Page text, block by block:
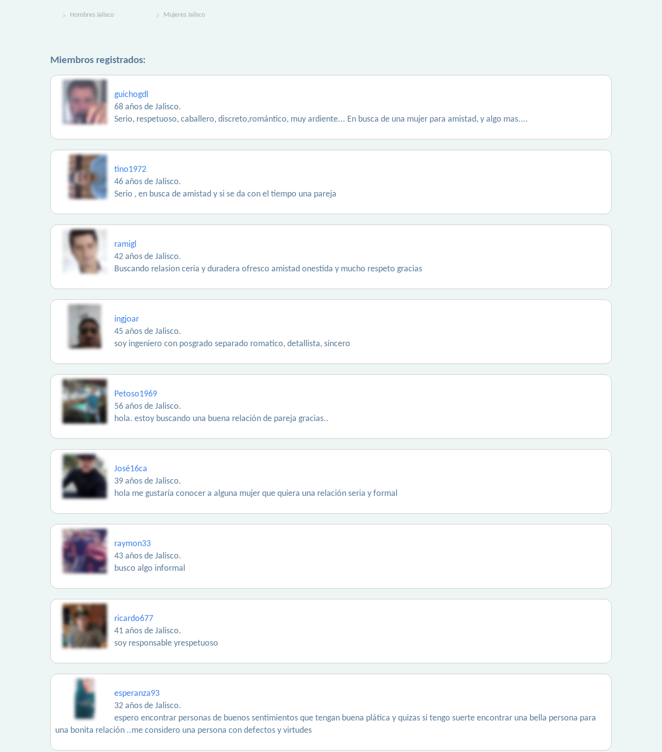
Hombres Jalisco Mujeres Jalisco
Miembros registrados:
guichogdl
68 años de Jalisco.
Serio, respetuoso, caballero, discreto,romántico, muy ardiente... En busca de una mujer para amistad, y algo mas....
tino1972
46 años de Jalisco.
Serio , en busca de amistad y si se da con el tiempo una pareja
ramigl
42 años de Jalisco.
Buscando relasion ceria y duradera ofresco amistad onestida y mucho respeto gracias
ingjoar
45 años de Jalisco.
soy ingeniero con posgrado separado romatico, detallista, sincero
Petoso1969
56 años de Jalisco.
hola. estoy buscando una buena relación de pareja gracias..
José16ca
39 años de Jalisco.
hola me gustaría conocer a alguna mujer que quiera una relación seria y formal
raymon33
43 años de Jalisco.
busco algo informal
ricardo677
41 años de Jalisco.
soy responsable yrespetuoso
esperanza93
32 años de Jalisco.
espero encontrar personas de buenos sentimientos que tengan buena plática y quizas si tengo suerte encontrar una bella persona para
una bonita relación ..me considero una persona con defectos y virtudes